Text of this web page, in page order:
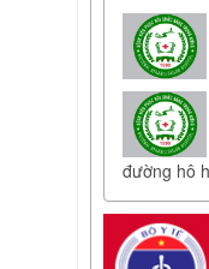
đường hô